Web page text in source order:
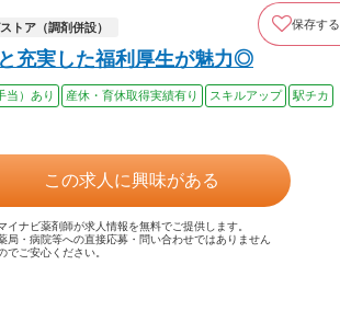
トア（調剤併設） 保存する
充実した福利厚生が魅力◎
当）あり 産休・育休取得実績有り スキルアップ
駅チカ
この求人に興味がある
イナビ薬剤師が求人情報を無料でご提供します。
局・病院等への直接応募・問い合わせではありません
でご安心ください。